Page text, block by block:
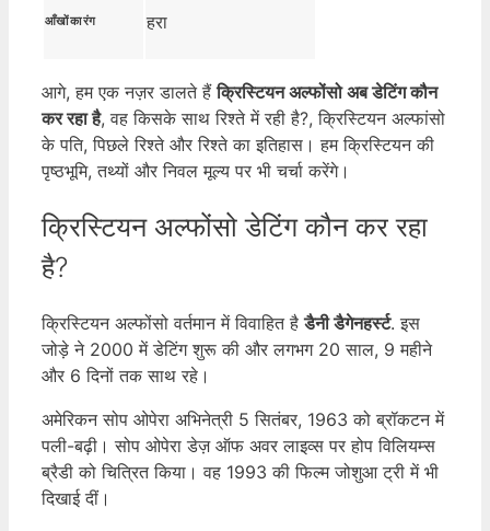
आँखों का रंग हरा
आगे, हम एक नज़र डालते हैंक्रिस्टियन अल्फोंसो अब डेटिंग कौन
कर रहा है, वह किसके साथ रिश्ते में रही है?, क्रिस्टियन अल्फांसो
के पति, पिछले रिश्ते और रिश्ते का इतिहास। हम क्रिस्टियन की
पृष्ठभूमि, तथ्यों और निवल मूल्य पर भी चर्चा करेंगे।
क्रिस्टियन अल्फोंसो डेटिंग कौन कर रहा
है?
क्रिस्टियन अल्फोंसो वर्तमान में विवाहित हैडैनी डैगेनहर्स्ट. इस
जोड़े ने 2000 में डेटिंग शुरू की और लगभग 20 साल, 9 महीने
और 6 दिनों तक साथ रहे।
अमेरिकन सोप ओपेरा अभिनेत्री 5 सितंबर, 1963 को ब्रॉकटन में
पली-बढ़ी। सोप ओपेरा डेज़ ऑफ अवर लाइव्स पर होप विलियम्स
ब्रैडी को चित्रित किया। वह 1993 की फिल्म जोशुआ ट्री में भी
दिखाई दीं।